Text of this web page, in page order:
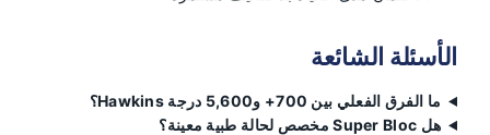
الأسئلة الشائعة
ما الفرق الفعلي بين 700+ و5,600 درجة Hawkins؟
هل Super Bloc مخصص لحالة طبية معينة؟